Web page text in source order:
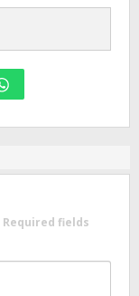
Required fields